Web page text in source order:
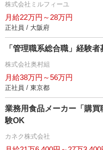
株式会社ミルフィーユ
月給22万円～28万円
正社員 / 大阪府
「管理職系総合職」経験
株式会社奥村組
月給38万円～56万円
正社員 / 東京都
業務用食品メーカー「購
験OK
カネク株式会社